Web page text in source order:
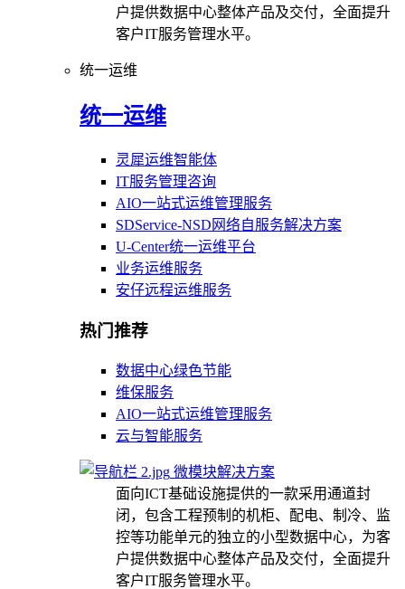
户提供数据中心整体产品及交付，全面提升
客户IT服务管理水平。
统一运维
统一运维
灵犀运维智能体
IT服务管理咨询
AIO一站式运维管理服务
SDService-NSD网络自服务解决方案
U-Center统一运维平台
业务运维服务
安仔远程运维服务
热门推荐
数据中心绿色节能
维保服务
AIO一站式运维管理服务
云与智能服务
微模块解决方案
面向ICT基础设施提供的一款采用通道封
闭，包含工程预制的机柜、配电、制冷、监
控等功能单元的独立的小型数据中心，为客
户提供数据中心整体产品及交付，全面提升
客户IT服务管理水平。